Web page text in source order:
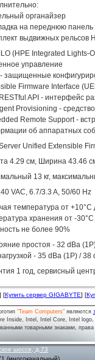
органайзер
на переднюю панель
выдвижных рельсов
(HPE Integrated Lights-
управление
защищенные
Firmware Interface
API - интерфейс
Provisioning -
Remote Support -
об аппаратных
Unified Extensible
4.29 см, Ширина 43.46
13 кг,
VAC, 6.7/3.3 A, 50/60 Hz
температура от +10°C
хранения от -30°C
не более 90%
простоя - 32 dBa
- 35 dBa (1P) / 38
1 год, сервисный
] [Купить сервер GIGABYTE] [
"Team Computers"являются
Inside, Intel, Intel Core, Intel
товарными знаками,
шоссе, д.73
(многоканальный)